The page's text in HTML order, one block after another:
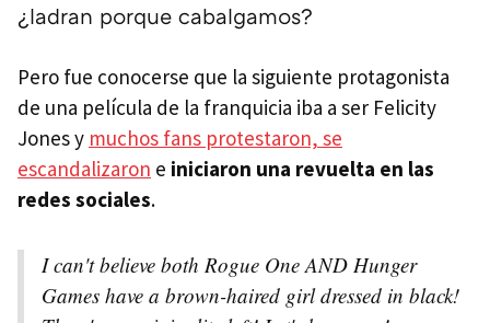
¿ladran porque cabalgamos?
Pero fue conocerse que la siguiente protagonista
de una película de la franquicia iba a ser Felicity
Jones y muchos fans protestaron, se
escandalizaron e iniciaron una revuelta en las
redes sociales.
I can't believe both Rogue One AND Hunger
Games have a brown-haired girl dressed in black!